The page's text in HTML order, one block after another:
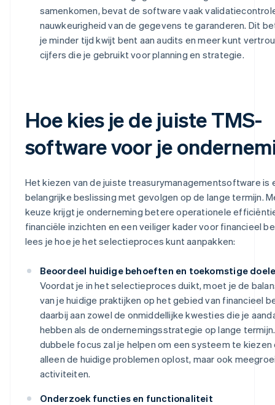
samenkomen, bevat de software vaak
nauwkeurigheid van de gegevens te garanderen. Dit
je minder tijd kwijt bent aan audits en meer kunt
cijfers die je gebruikt voor planning en strategie.
Hoe kies je de juiste TMS-
software voor je
Het kiezen van de juiste treasurymanagementsoftware is
belangrijke beslissing met gevolgen op de lange termijn.
keuze krijgt je onderneming betere operationele
financiële inzichten en een veiliger kader voor financieel
lees je hoe je het selectieproces kunt aanpakken:
Beoordeel huidige behoeften en toekomstige
Voordat je in het selectieproces duikt, moet je de
van je huidige praktijken op het gebied van financieel
daarbij aan zowel de onmiddellijke kwesties die je
hebben als de ondernemingsstrategie op lange
dubbele focus zal je helpen om een systeem te
alleen de huidige problemen oplost, maar ook
activiteiten.
Onderzoek functies en functionaliteit